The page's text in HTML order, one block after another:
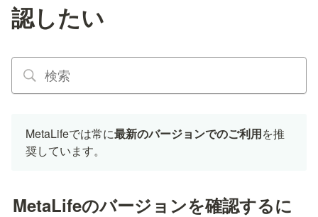
認したい
MetaLifeでは常に最新のバージョンでのご利用を推
奨しています。
MetaLifeのバージョンを確認するに